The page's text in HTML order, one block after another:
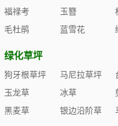
福禄考
玉簪
毛杜鹃
蓝雪花
绿化草坪
狗牙根草坪 马尼拉草坪
玉龙草
冰草
黑麦草
银边沿阶草